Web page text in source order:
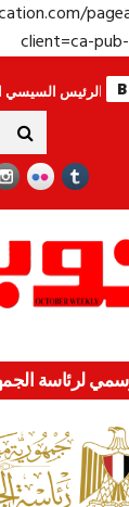
client=ca-
الخليجية..
لرئاسة